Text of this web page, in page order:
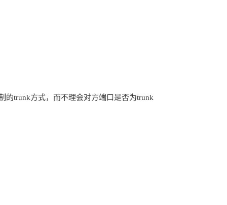
的trunk方式，而不理会对方端口是否为trunk